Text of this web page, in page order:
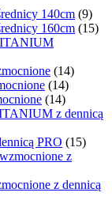
140cm (9)
160cm (15)
(14)
(14)
(14)
z dennicą
PRO (15)
z
z dennicą